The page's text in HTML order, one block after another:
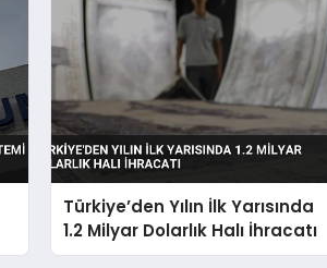
Türkiye’den Yılın İlk Yarısında
1.2 Milyar Dolarlık Halı İhracatı